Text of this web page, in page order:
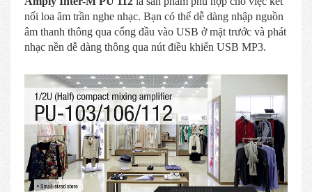
nối loa âm trần nghe nhạc. Bạn có thể dễ dàng nhập nguồn
âm thanh thông qua cổng đầu vào USB ở mặt trước và phát
nhạc nền dễ dàng thông qua nút điều khiển USB MP3.